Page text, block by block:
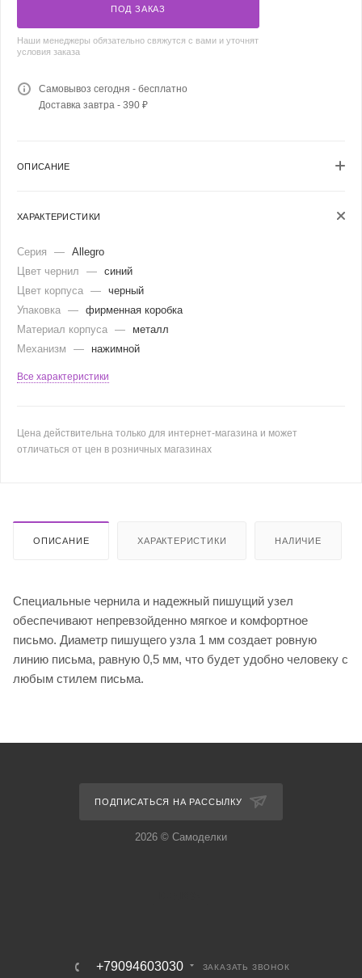
ПОД ЗАКАЗ
Наши менеджеры обязательно свяжутся с вами и уточнят
условия заказа
Самовывоз сегодня - бесплатно
Доставка завтра - 390 ₽
ОПИСАНИЕ
ХАРАКТЕРИСТИКИ
Серия — Allegro
Цвет чернил
— синий
Цвет корпуса — черный
Упаковка — фирменная коробка
Материал корпуса —
металл
Механизм
— нажимной
Все характеристики
Цена действительна только для интернет-магазина и может
отличаться от цен в розничных магазинах
ОПИСАНИЕ ХАРАКТЕРИСТИКИ НАЛИЧИЕ
Специальные чернила и надежный пишущий узел
обеспечивают непревзойденно мягкое и комфортное
письмо. Диаметр пишущего узла 1 мм создает ровную
линию письма, равную 0,5 мм, что будет удобно человеку с
любым стилем письма.
ПОДПИСАТЬСЯ НА РАССЫЛКУ
2026 © Самоделки
+79094603030 ЗАКАЗАТЬ ЗВОНОК